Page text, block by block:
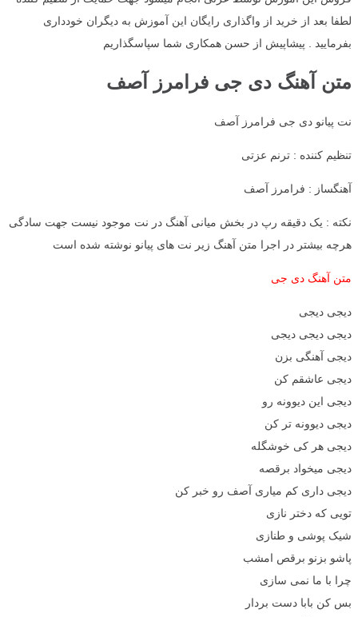
لطفا بعد از خرید از واگذاری رایگان این آموزش به دیگران خودداری
بفرمایید . پیشاپیش از حسن همکاری شما سپاسگذاریم
متن آهنگ دی جی فرامرز آصف
نت پیانو دی جی فرامرز آصف
تنظیم کننده : ترنم عزتی
آهنگساز : فرامرز آصف
نکته : یک دقیقه رپ در بخش میانی آهنگ در نت موجود نیست جهت سادگی
هرچه بیشتر در اجرا متن آهنگ زیر نت های پیانو نوشته شده است
متن آهنگ دی جی
دیجی دیجی
دیجی دیجی دیجی
دیجی آهنگی بزن
دیجی عاشقم کن
دیجی این دیوونه رو
دیجی دیوونه تر کن
دیجی هر کی خوشگله
دیجی میخواد برقصه
دیجی داری کم میاری آصف رو خبر کن
تویی که دختر نازی
شیک پوشی و طنازی
پاشو بزنو برقص امشب
چرا با ما نمی سازی
بس کن بابا دست بردار